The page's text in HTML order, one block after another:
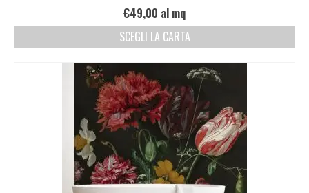
€49,00 al mq
SCEGLI LA CARTA